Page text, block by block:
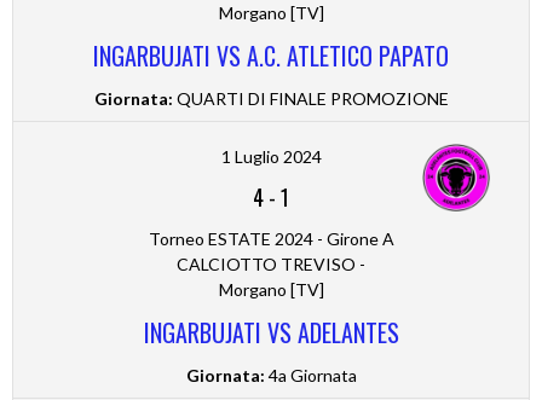
Morgano [TV]
INGARBUJATI VS A.C. ATLETICO PAPATO
Giornata: QUARTI DI FINALE PROMOZIONE
1 Luglio 2024
4-1
Torneo ESTATE 2024 - Girone A
CALCIOTTO TREVISO -
Morgano [TV]
INGARBUJATI VS ADELANTES
Giornata: 4a Giornata